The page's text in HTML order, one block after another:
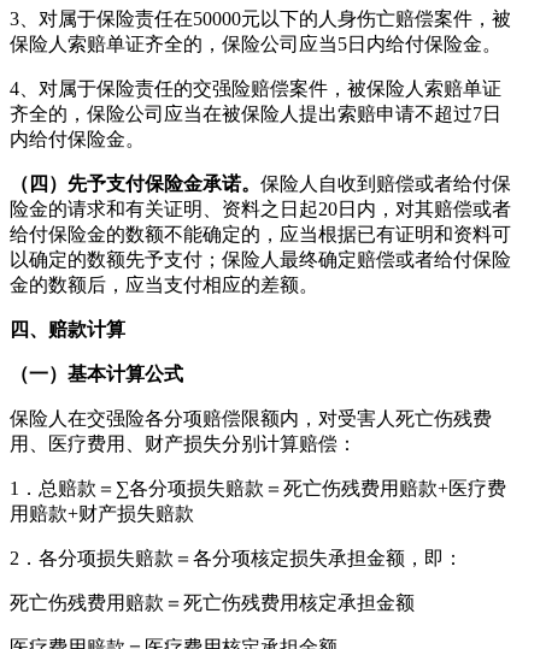
3、对属于保险责任在50000元以下的人身伤亡赔偿案件，被
保险人索赔单证齐全的，保险公司应当5日内给付保险金。
4、对属于保险责任的交强险赔偿案件，被保险人索赔单证
齐全的，保险公司应当在被保险人提出索赔申请不超过7日
内给付保险金。
（四）先予支付保险金承诺。 保险人自收到赔偿或者给付保
险金的请求和有关证明、资料之日起20日内，对其赔偿或者
给付保险金的数额不能确定的，应当根据已有证明和资料可
以确定的数额先予支付；保险人最终确定赔偿或者给付保险
金的数额后，应当支付相应的差额。
四、赔款计算
（一）基本计算公式
保险人在交强险各分项赔偿限额内，对受害人死亡伤残费
用、医疗费用、财产损失分别计算赔偿：
1．总赔款＝∑各分项损失赔款＝死亡伤残费用赔款+医疗费
用赔款+财产损失赔款
2．各分项损失赔款＝各分项核定损失承担金额，即：
死亡伤残费用赔款＝死亡伤残费用核定承担金额